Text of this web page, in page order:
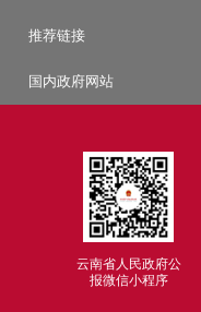
推荐链接
国内政府网站
云南省人民政府公
报微信小程序